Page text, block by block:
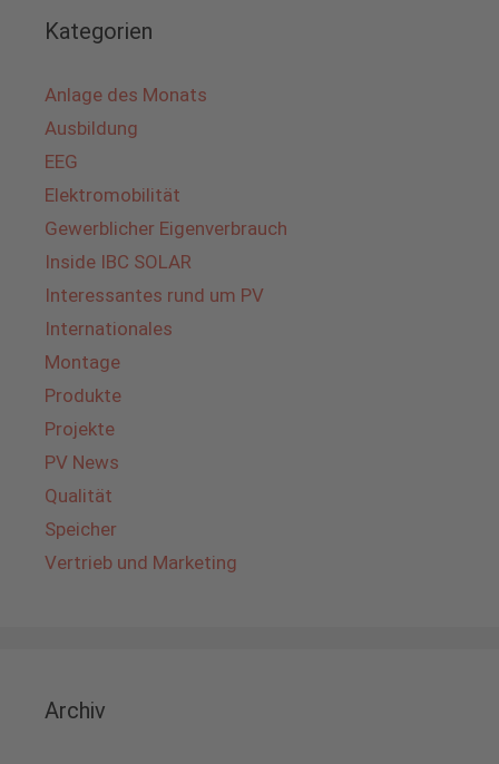
Kategorien
Anlage des Monats
Ausbildung
EEG
Elektromobilität
Gewerblicher Eigenverbrauch
Inside IBC SOLAR
Interessantes rund um PV
Internationales
Montage
Produkte
Projekte
PV News
Qualität
Speicher
Vertrieb und Marketing
Archiv